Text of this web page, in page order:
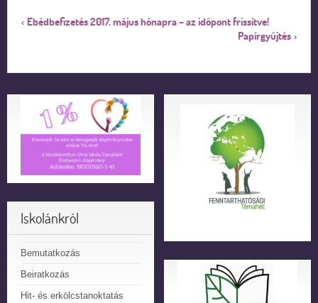
‹ Ebédbefizetés 2017. május hónapra – az időpont frissítve!
Papírgyűjtés ›
Iskolánkról
Bemutatkozás
Beiratkozás
Hit- és erkölcstanoktatás